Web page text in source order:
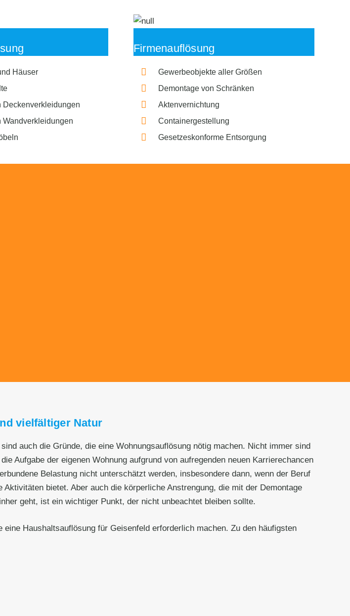
Häuser
Deckenverkleidungen
Wandverkleidungen
Firmenauflösung
Gewerbeobjekte aller Größen
Demontage von Schränken
Aktenvernichtung
Containergestellung
Gesetzeskonforme Entsorgung
vielfältiger Natur
auch die Gründe, die eine Wohnungsauflösung nötig machen. Nicht immer sind
Aufgabe der eigenen Wohnung aufgrund von aufregenden neuen Karrierechancen
Belastung nicht unterschätzt werden, insbesondere dann, wenn der Beruf
bietet. Aber auch die körperliche Anstrengung, die mit der Demontage
geht, ist ein wichtiger Punkt, der nicht unbeachtet bleiben sollte.
Haushaltsauflösung für Geisenfeld erforderlich machen. Zu den häufigsten